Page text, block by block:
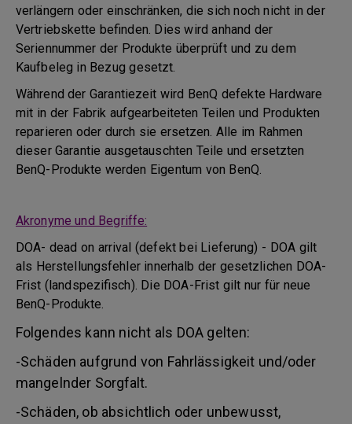
verlängern oder einschränken, die sich noch nicht in der
Vertriebskette befinden. Dies wird anhand der
Seriennummer der Produkte überprüft und zu dem
Kaufbeleg in Bezug gesetzt.
Während der Garantiezeit wird BenQ defekte Hardware
mit in der Fabrik aufgearbeiteten Teilen und Produkten
reparieren oder durch sie ersetzen. Alle im Rahmen
dieser Garantie ausgetauschten Teile und ersetzten
BenQ-Produkte werden Eigentum von BenQ.
Akronyme und Begriffe:
DOA- dead on arrival (defekt bei Lieferung) - DOA gilt
als Herstellungsfehler innerhalb der gesetzlichen DOA-
Frist (landspezifisch). Die DOA-Frist gilt nur für neue
BenQ-Produkte.
Folgendes kann nicht als DOA gelten:
-Schäden aufgrund von Fahrlässigkeit und/oder
mangelnder Sorgfalt.
-Schäden, ob absichtlich oder unbewusst,